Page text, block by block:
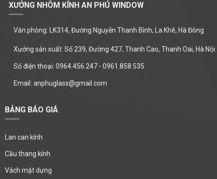
XƯỞNG NHÔM KÍNH AN PHÚ WINDOW
Văn phòng: LK314, Đường Nguyễn Thanh Bình, La Khê, Hà Đông
Xưởng sản xuất: Số 239, Đường 427, Thanh Cao, Thanh Oai, Hà Nội
Số điện thoại: 0964.456.247 - 0961.858.535
Email: anphuglass@gmail.com
BẢNG BÁO GIÁ
Lan can kính
Cầu thang kính
Vách mặt dựng